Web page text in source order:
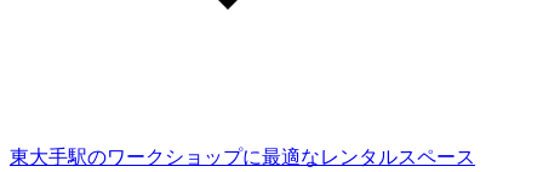
東大手駅のワークショップに最適なレンタルスペース